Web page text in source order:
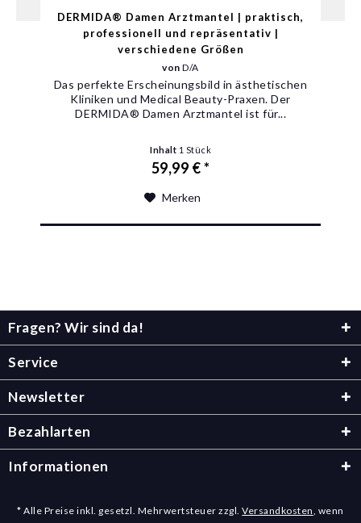
DERMIDA® Damen Arztmantel | praktisch,
professionell und repräsentativ |
verschiedene Größen
vonD/A
Das perfekte Erscheinungsbild in ästhetischen
Kliniken und Medical Beauty-Praxen. Der
DERMIDA® Damen Arztmantel ist für...
Inhalt 1 Stück
59,99 € *
Merken
Fragen? Wir sind da!
Service
Newsletter
Bezahlarten
Informationen
* Alle Preise inkl. gesetzl. Mehrwertsteuer zzgl.Versandkosten , wenn